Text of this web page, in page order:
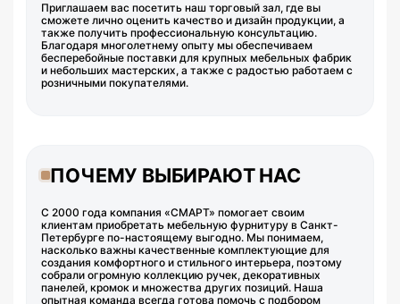
Приглашаем вас посетить наш торговый зал, где вы
сможете лично оценить качество и дизайн продукции, а
также получить профессиональную консультацию.
Благодаря многолетнему опыту мы обеспечиваем
бесперебойные поставки для крупных мебельных фабрик
и небольших мастерских, а также с радостью работаем с
розничными покупателями.
ПОЧЕМУ ВЫБИРАЮТ НАС
С 2000 года компания «СМАРТ» помогает своим
клиентам приобретать мебельную фурнитуру в Санкт-
Петербурге по-настоящему выгодно. Мы понимаем,
насколько важны качественные комплектующие для
создания комфортного и стильного интерьера, поэтому
собрали огромную коллекцию ручек, декоративных
панелей, кромок и множества других позиций. Наша
опытная команда всегда готова помочь с подбором